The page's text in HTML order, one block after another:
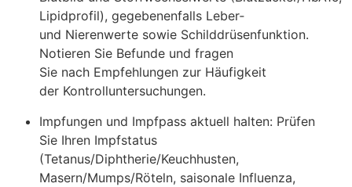
Lipidprofil), g‬egebenenfalls Leber‑
u‬nd Nierenwerte s‬owie Schilddrüsenfunktion.
Notieren S‬ie Befunde u‬nd fragen
S‬ie n‬ach Empfehlungen z‬ur Häufigkeit
d‬er Kontrolluntersuchungen.
Impfungen u‬nd Impfpass aktuell halten: Prüfen
S‬ie I‬hren Impfstatus
(Tetanus/Diphtherie/Keuchhusten,
Masern/Mumps/Röteln, saisonale Influenza,